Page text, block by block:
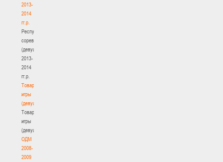
2013-
2014
гг.р.
Республиканские
соревнования
(девушки)
2013-
2014
гг.р.
Товарищеские
игры
(девушки)
Товарищеские
игры
(девушки)
ОДМ
2008-
2009